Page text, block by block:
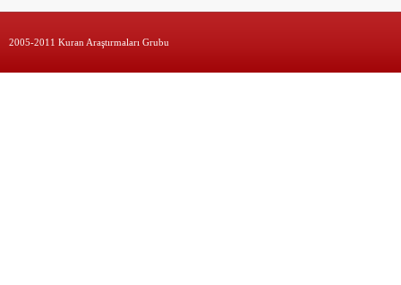
2005-2011 Kuran Araştırmaları Grubu